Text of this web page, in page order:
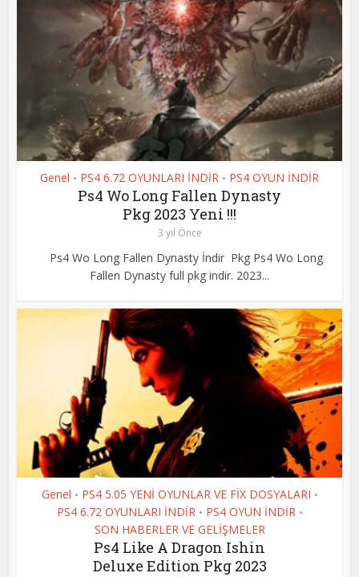
Genel • PS4 6.72 OYUNLARI İNDİR • PS4 OYUN İNDİR
Ps4 Wo Long Fallen Dynasty
Pkg 2023 Yeni !!!
3 yıl Önce
Ps4 Wo Long Fallen Dynasty İndir Pkg Ps4 Wo Long
Fallen Dynasty full pkg indir. 2023...
Genel • PS4 5.05 YENİ OYUNLAR VE FİX DOSYALARI •
PS4 6.72 OYUNLARI İNDİR • PS4 OYUN İNDİR •
SON HABERLER VE GELİŞMELER
Ps4 Like A Dragon Ishin
Deluxe Edition Pkg 2023